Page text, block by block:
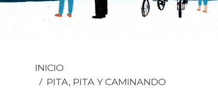
INICIO
PITA, PITA Y CAMINANDO